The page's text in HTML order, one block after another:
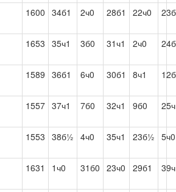
1600 34б1 2ч0 28б1 22ч0
1653 35ч1 3б0 31ч1 2ч0
1589 36б1 6ч0 30б1 8ч1
1557 37ч1 7б0 32ч1 9б0
1553 38б½ 4ч0 35ч1 23б½ 5ч0
1631 1ч0 31б0 23ч0 29б1